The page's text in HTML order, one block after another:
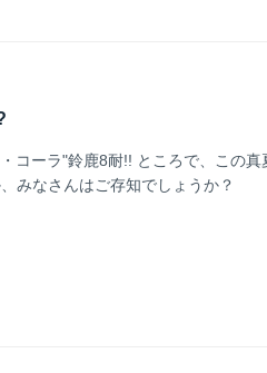
コーラ"鈴鹿8耐!! ところで、この真
みなさんはご存知でしょうか？